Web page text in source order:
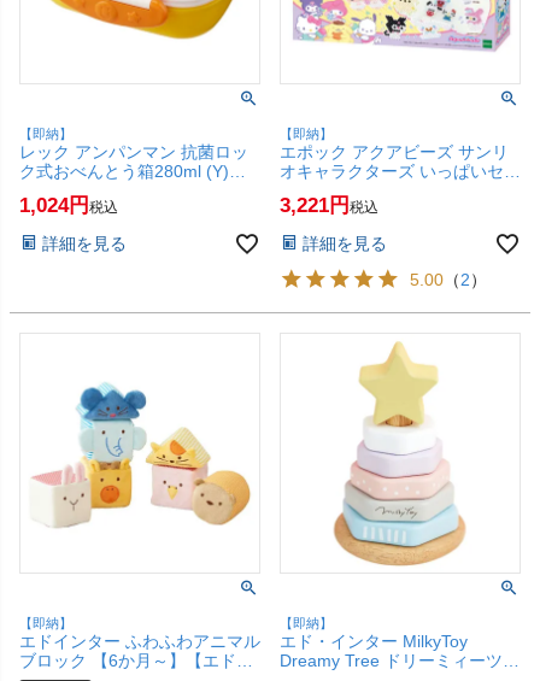
【即納】
レック アンパンマン 抗菌ロッ
ク式おべんとう箱280ml (Y)
ボックス 子供用 こども用 電子
黄色】【SBT】(6056447)
1,024 税込
詳細を見る
【即納】
エポック アクアビーズ サンリ
オキャラクターズ いっぱいセッ
工作 クラフトホビー メイキン
【SBT】(6056460)
3,221 税込
詳細を見る
5.00 （2）
【即納】
エドインター ふわふわアニマル
ブロック 【6か月～】【エド・
【即納】
エド・インター MilkyToy
Dreamy Tree ドリーミィーツリ